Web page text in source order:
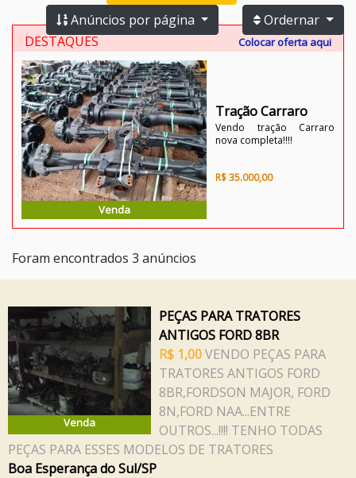
Ordernar
Anúncios por página
DESTAQUES
Colocar oferta aqui
Venda
Tração Carraro
Vendo tração Carraro
nova completa!!!!
R$ 35.000,00
Foram encontrados 3 anúncios
Venda
PEÇAS PARA TRATORES
ANTIGOS FORD 8BR
R$ 1,00VENDO PEÇAS PARA
TRATORES ANTIGOS FORD
8BR,FORDSON MAJOR, FORD
8N,FORD NAA...ENTRE
OUTROS...!!!! TENHO TODAS
PEÇAS PARA ESSES MODELOS DE TRATORES
Boa Esperança do Sul/SP